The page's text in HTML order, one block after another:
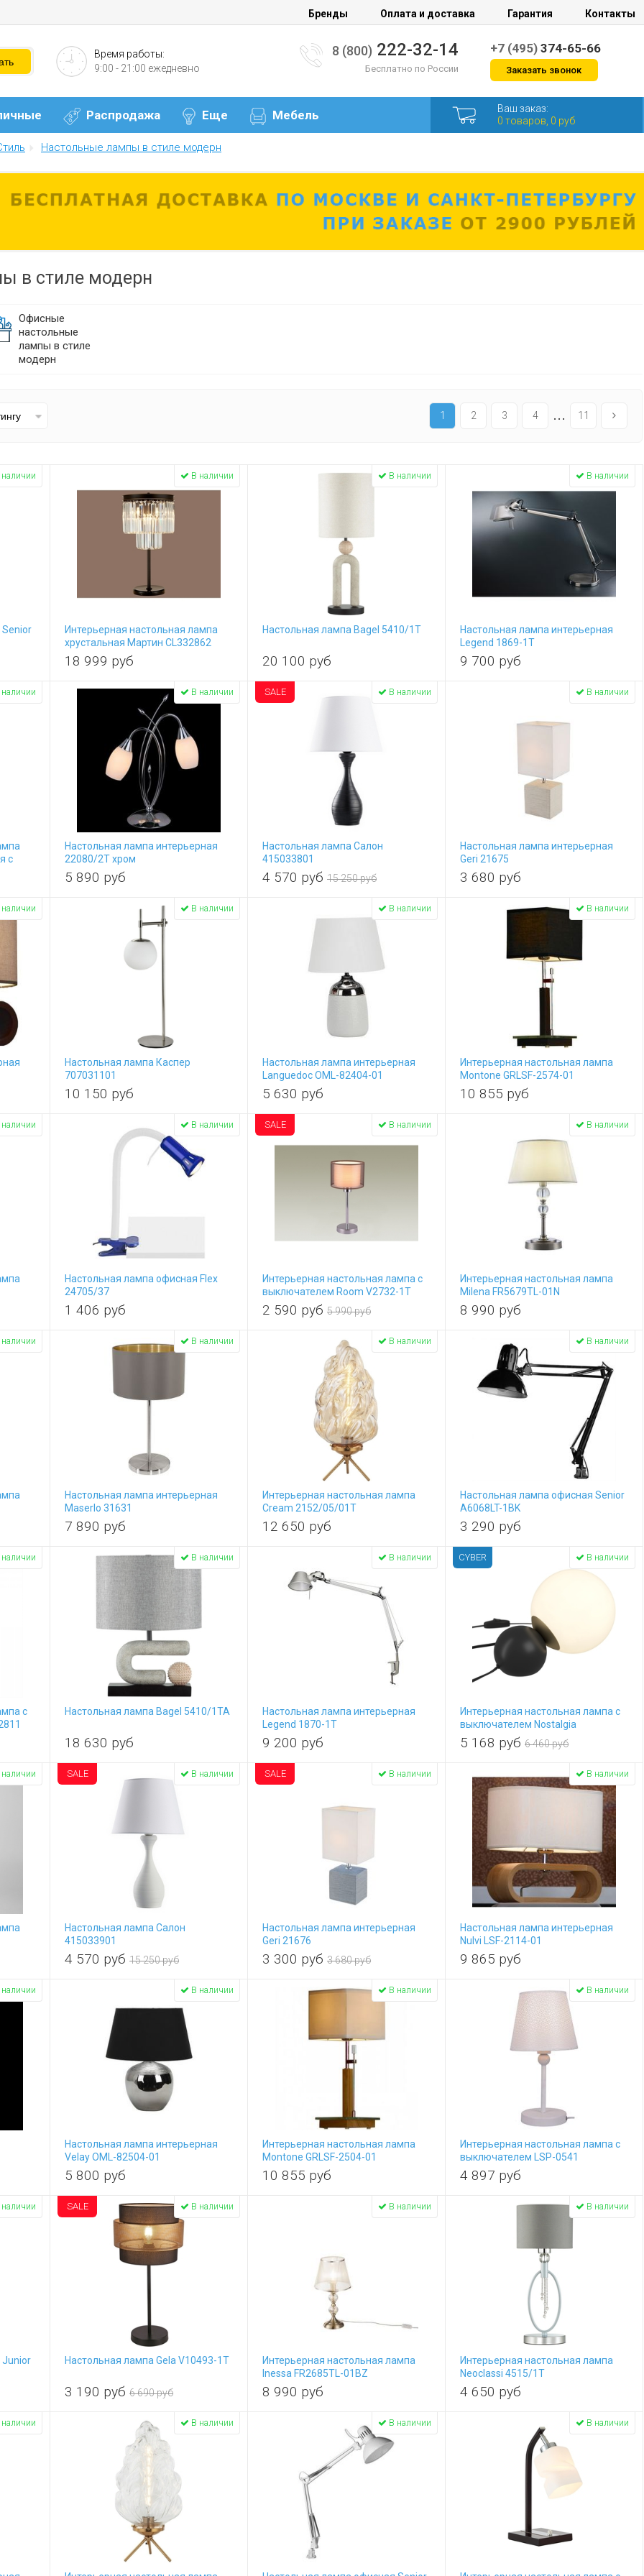
Бренды Оплата и доставка Гарантия Контакты
Время работы:
9:00 - 21:00 ежедневно
8 (800) 222-32-14
Бесплатно по России
+7 (495)374-65-66
Заказать звонок
Распродажа Еще Мебель
Ваш заказ:
0 товаров, 0 руб
Настольные лампы в стиле модерн
в стиле модерн
Офисные
настольные
лампы в стиле
модерн
1 2 3 4 ... 11
наличии
Интерьерная настольная лампа
хрустальная Мартин CL332862
18 999 руб
В наличии
Настольная лампа Bagel 5410/1T
20 100 руб
В наличии
Настольная лампа интерьерная
Legend 1869-1T
9 700 руб
В наличии
с
наличии
Настольная лампа интерьерная
22080/2T хром
5 890 руб
В наличии
Настольная лампа Салон
415033801
4 570 руб 15 250 руб
SALE В наличии
Настольная лампа интерьерная
Geri 21675
3 680 руб
В наличии
наличии
Настольная лампа Каспер
707031101
10 150 руб
В наличии
Настольная лампа интерьерная
Languedoc OML-82404-01
5 630 руб
В наличии
Интерьерная настольная лампа
Montone GRLSF-2574-01
10 855 руб
В наличии
наличии
Настольная лампа офисная Flex
24705/37
1 406 руб
В наличии
Интерьерная настольная лампа с
выключателем Room V2732-1T
2 590 руб 5 990 руб
SALE В наличии
Интерьерная настольная лампа
Milena FR5679TL-01N
8 990 руб
В наличии
наличии
Настольная лампа интерьерная
Maserlo 31631
7 890 руб
В наличии
Интерьерная настольная лампа
Cream 2152/05/01T
12 650 руб
В наличии
Настольная лампа офисная Senior
A6068LT-1BK
3 290 руб
В наличии
с
наличии
Настольная лампа Bagel 5410/1TA
18 630 руб
В наличии
Настольная лампа интерьерная
Legend 1870-1T
9 200 руб
В наличии
Интерьерная настольная лампа с
выключателем Nostalgia
MOD048TL-01G
5 168 руб 6 460 руб
CYBER В наличии
наличии
Настольная лампа Салон
415033901
4 570 руб 15 250 руб
SALE В наличии
Настольная лампа интерьерная
Geri 21676
3 300 руб 3 680 руб
SALE В наличии
Настольная лампа интерьерная
Nulvi LSF-2114-01
9 865 руб
В наличии
наличии
Настольная лампа интерьерная
Velay OML-82504-01
5 800 руб
В наличии
Интерьерная настольная лампа
Montone GRLSF-2504-01
10 855 руб
В наличии
Интерьерная настольная лампа с
выключателем LSP-0541
4 897 руб
В наличии
Junior
наличии
Настольная лампа Gela V10493-1T
3 190 руб 6 690 руб
SALE В наличии
Интерьерная настольная лампа
Inessa FR2685TL-01BZ
8 990 руб
В наличии
Интерьерная настольная лампа
Neoclassi 4515/1T
4 650 руб
В наличии
наличии В наличии В наличии В наличии